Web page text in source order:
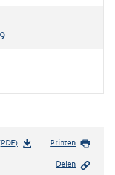
b
Printen
Delen